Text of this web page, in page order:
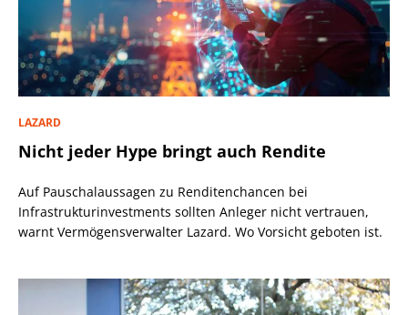
LAZARD
Nicht jeder Hype bringt auch Rendite
Auf Pauschalaussagen zu Renditenchancen bei
Infrastrukturinvestments sollten Anleger nicht vertrauen,
warnt Vermögensverwalter Lazard. Wo Vorsicht geboten ist.